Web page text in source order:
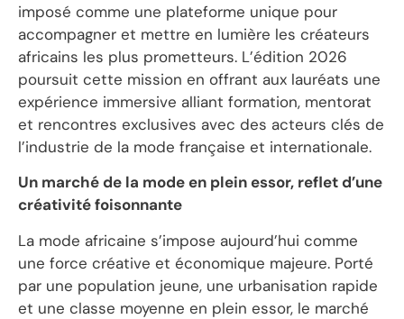
imposé comme une plateforme unique pour
accompagner et mettre en lumière les créateurs
africains les plus prometteurs. L’édition 2026
poursuit cette mission en offrant aux lauréats une
expérience immersive alliant formation, mentorat
et rencontres exclusives avec des acteurs clés de
l’industrie de la mode française et internationale.
Un marché de la mode en plein essor, reflet d’une
créativité foisonnante
La mode africaine s’impose aujourd’hui comme
une force créative et économique majeure. Porté
par une population jeune, une urbanisation rapide
et une classe moyenne en plein essor, le marché